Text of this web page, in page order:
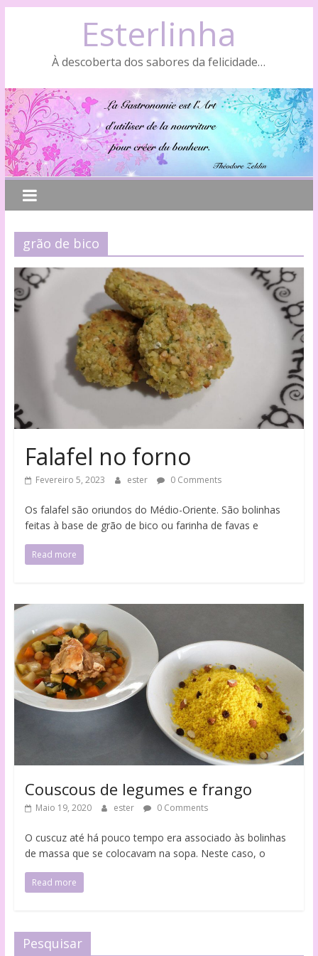
Esterlinha
À descoberta dos sabores da felicidade…
grão de bico
Falafel no forno
Fevereiro 5, 2023 ester 0 Comments
Os falafel são oriundos do Médio-Oriente. São bolinhas
feitas à base de grão de bico ou farinha de favas e
Read more
Couscous de legumes e frango
Maio 19, 2020 ester 0 Comments
O cuscuz até há pouco tempo era associado às bolinhas
de massa que se colocavam na sopa. Neste caso, o
Read more
Pesquisar